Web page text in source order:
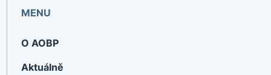
MENU
O AOBP
Aktuálně